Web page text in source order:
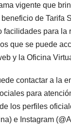
vigente que
de Tarifa
facilidades para la
que se puede
y la Oficina
contactar a la
para
los perfiles
e Instagram